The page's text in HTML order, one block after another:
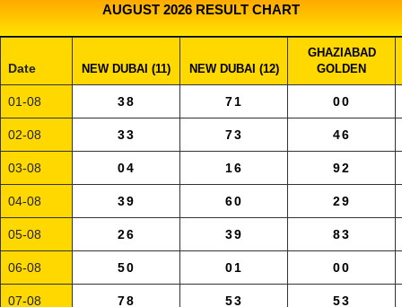
AUGUST 2026 RESULT CHART
Date NEW DUBAI (11) NEW DUBAI (12)
GHAZIABAD
GOLDEN
01-08 38 71 00
02-08 33 73 46
03-08 04 16 92
04-08 39 60 29
05-08 26 39 83
06-08 50 01 00
07-08 78 53 53